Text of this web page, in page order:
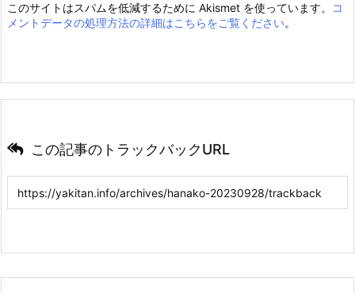
このサイトはスパムを低減するために Akismet を使っています。
コ
メントデータの処理方法の詳細はこちらをご覧ください。
この記事のトラックバックURL